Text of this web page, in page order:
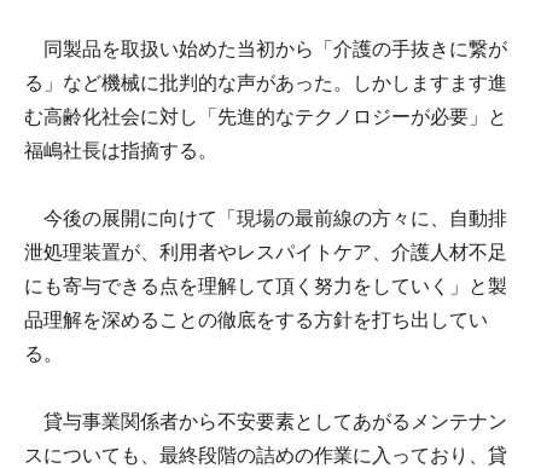
同製品を取扱い始めた当初から「介護の手抜きに繋が
る」など機械に批判的な声があった。しかしますます進
む高齢化社会に対し「先進的なテクノロジーが必要」と
福嶋社長は指摘する。
今後の展開に向けて「現場の最前線の方々に、自動排
泄処理装置が、利用者やレスパイトケア、介護人材不足
にも寄与できる点を理解して頂く努力をしていく」と製
品理解を深めることの徹底をする方針を打ち出してい
る。
貸与事業関係者から不安要素としてあがるメンテナン
スについても、最終段階の詰めの作業に入っており、貸